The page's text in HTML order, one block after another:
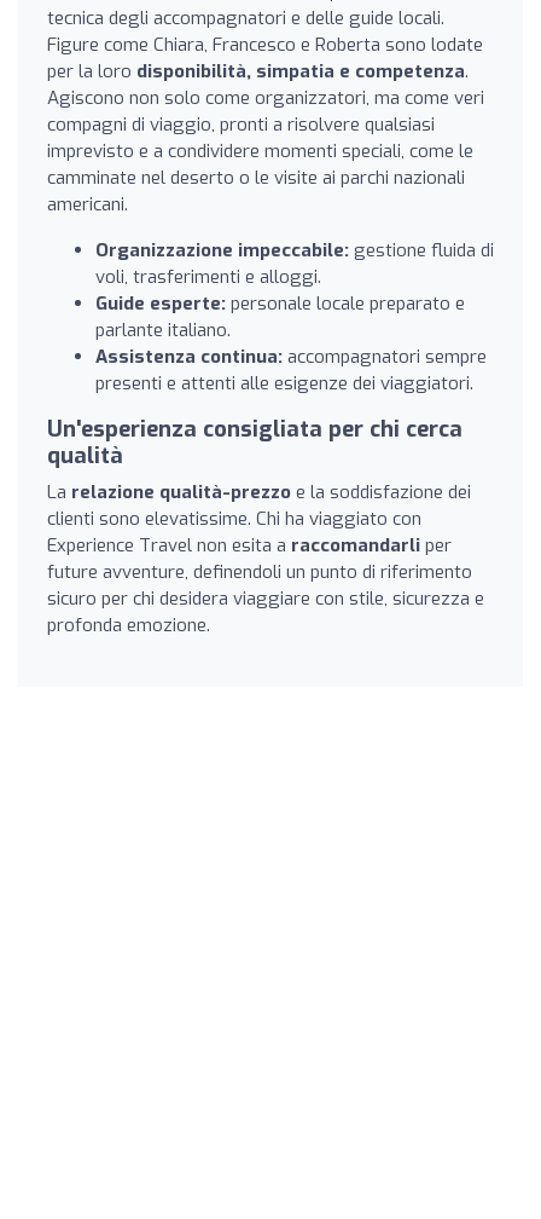
tecnica degli accompagnatori e delle guide locali.
Figure come Chiara, Francesco e Roberta sono lodate
per la loro disponibilità, simpatia e competenza.
Agiscono non solo come organizzatori, ma come veri
compagni di viaggio, pronti a risolvere qualsiasi
imprevisto e a condividere momenti speciali, come le
camminate nel deserto o le visite ai parchi nazionali
americani.
Organizzazione impeccabile: gestione fluida di
voli, trasferimenti e alloggi.
Guide esperte: personale locale preparato e
parlante italiano.
Assistenza continua: accompagnatori sempre
presenti e attenti alle esigenze dei viaggiatori.
Un'esperienza consigliata per chi cerca
qualità
La relazione qualità-prezzo e la soddisfazione dei
clienti sono elevatissime. Chi ha viaggiato con
Experience Travel non esita a raccomandarli per
future avventure, definendoli un punto di riferimento
sicuro per chi desidera viaggiare con stile, sicurezza e
profonda emozione.